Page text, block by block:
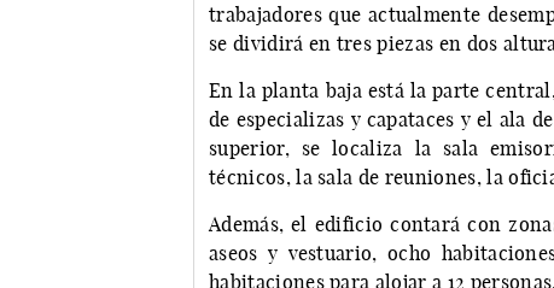
trabajadores que actualmente
se dividirá en tres piezas en dos
En la planta baja está la parte
de especializas y capataces y el ala
superior, se localiza la sala
técnicos, la sala de reuniones, la
Además, el edificio contará con
aseos y vestuario, ocho
habitaciones para alojar a 12 personas.